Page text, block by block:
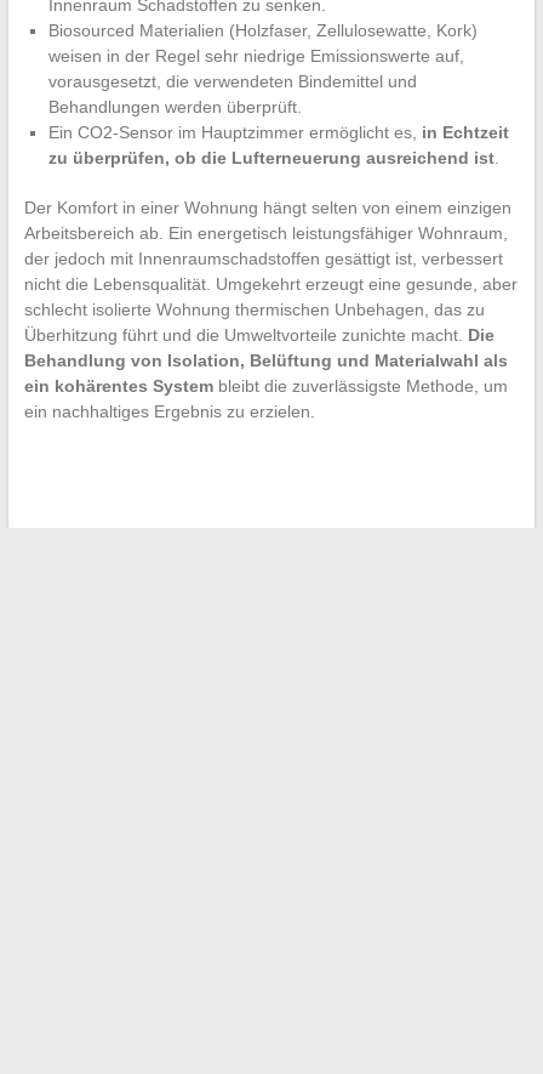
Innenraum Schadstoffen zu senken.
Biosourced Materialien (Holzfaser, Zellulosewatte, Kork)
weisen in der Regel sehr niedrige Emissionswerte auf,
vorausgesetzt, die verwendeten Bindemittel und
Behandlungen werden überprüft.
Ein CO2-Sensor im Hauptzimmer ermöglicht es, in Echtzeit
zu überprüfen, ob die Lufterneuerung ausreichend ist.
Der Komfort in einer Wohnung hängt selten von einem einzigen
Arbeitsbereich ab. Ein energetisch leistungsfähiger Wohnraum,
der jedoch mit Innenraumschadstoffen gesättigt ist, verbessert
nicht die Lebensqualität. Umgekehrt erzeugt eine gesunde, aber
schlecht isolierte Wohnung thermischen Unbehagen, das zu
Überhitzung führt und die Umweltvorteile zunichte macht. Die
Behandlung von Isolation, Belüftung und Materialwahl als
ein kohärentes Systembleibt die zuverlässigste Methode, um
ein nachhaltiges Ergebnis zu erzielen.